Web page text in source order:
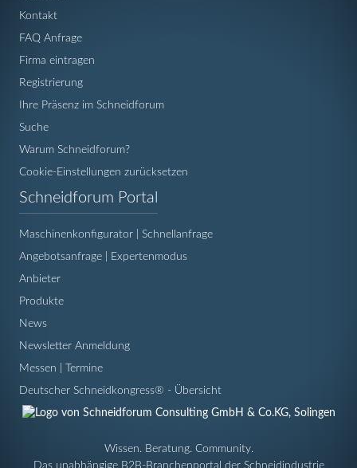
Kontakt
FAQ Anfrage
Firma eintragen
Registrierung
Ihre Präsenz im Schneidforum
Suche
Warum Schneidforum?
Cookie-Einstellungen zurücksetzen
Schneidforum Portal
Maschinenkonfigurator | Schnellanfrage
Angebotsanfrage | Expertenmodus
Anbieter
Produkte
News
Newsletter Anmeldung
Messen | Termine
Deutscher Schneidkongress® - Übersicht
Wissen. Beratung. Community.
Das unabhängige B2B-Branchenportal der Schneidindustrie